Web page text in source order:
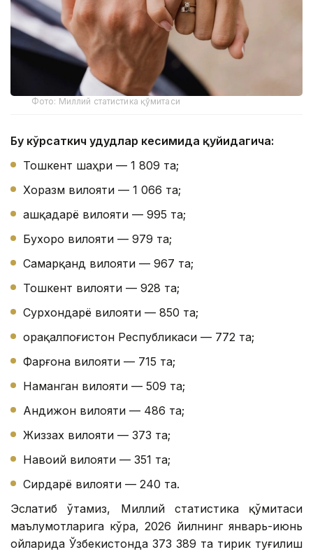
Фото: Миллий статистика қўмитаси
Бу кўрсаткич ҳудудлар кесимида қуйидагича:
Тошкент шаҳри — 1 809 та;
Хоразм вилояти — 1 066 та;
Қашқадарё вилояти — 995 та;
Бухоро вилояти — 979 та;
Самарқанд вилояти — 967 та;
Тошкент вилояти — 928 та;
Сурхондарё вилояти — 850 та;
Қорақалпоғистон Республикаси — 772 та;
Фарғона вилояти — 715 та;
Наманган вилояти — 509 та;
Андижон вилояти — 486 та;
Жиззах вилояти — 373 та;
Навоий вилояти — 351 та;
Сирдарё вилояти — 240 та.
Эслатиб ўтамиз, Миллий статистика қўмитаси
маълумотларига кўра, 2026 йилнинг январь-июнь
ойларида Ўзбекистонда 373 389 та тирик туғилиш